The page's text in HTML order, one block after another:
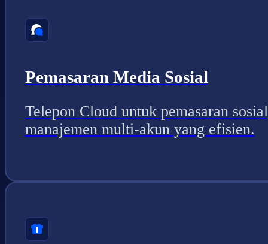
Pemasaran Media Sosial
Telepon Cloud untuk pemasaran
manajemen multi-akun yang efisien.